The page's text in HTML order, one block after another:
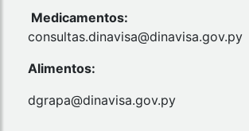
Medicamentos:
consultas.dinavisa@dinavisa.gov.py
Alimentos:
dgrapa@dinavisa.gov.py